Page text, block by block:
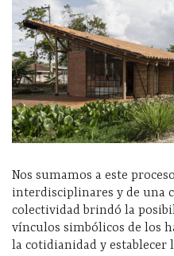
Nos sumamos a este
interdisciplinares y de una
colectividad brindó la
vínculos simbólicos de los
la cotidianidad y establecer